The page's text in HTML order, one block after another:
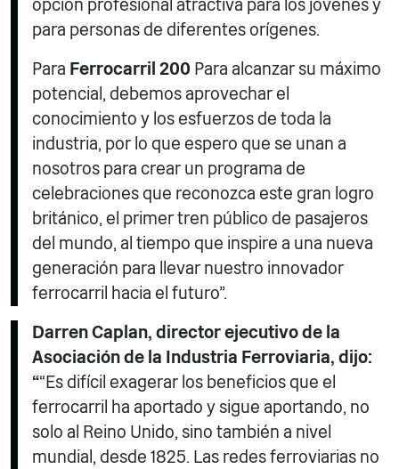
opción profesional atractiva para los jóvenes y
para personas de diferentes orígenes.
Para Ferrocarril 200 Para alcanzar su máximo
potencial, debemos aprovechar el
conocimiento y los esfuerzos de toda la
industria, por lo que espero que se unan a
nosotros para crear un programa de
celebraciones que reconozca este gran logro
británico, el primer tren público de pasajeros
del mundo, al tiempo que inspire a una nueva
generación para llevar nuestro innovador
ferrocarril hacia el futuro”.
Darren Caplan, director ejecutivo de la
Asociación de la Industria Ferroviaria, dijo:
““Es difícil exagerar los beneficios que el
ferrocarril ha aportado y sigue aportando, no
solo al Reino Unido, sino también a nivel
mundial, desde 1825. Las redes ferroviarias no